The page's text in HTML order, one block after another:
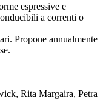
espressive e
a correnti o
Propone annualmente
Rita Margaira, Petra